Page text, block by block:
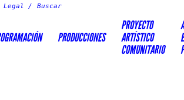
Legal
PRODUCCIONES
PROYECTO
ARTÍSTICO
COMUNITARIO